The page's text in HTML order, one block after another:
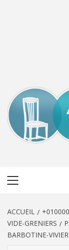
ACCUEIL
VIDE-GRENIERS
BARBOTINE-